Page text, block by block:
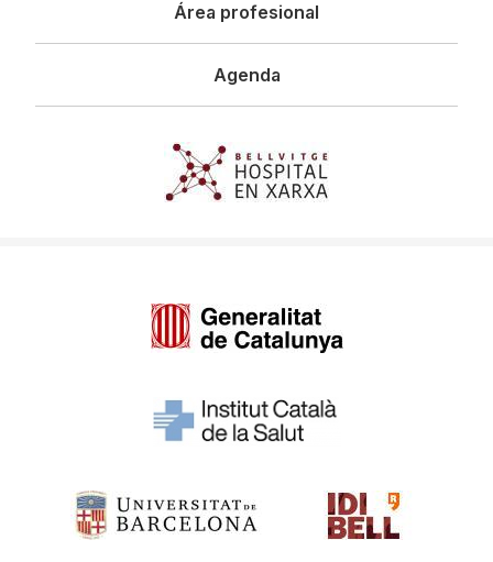
Área profesional
Agenda